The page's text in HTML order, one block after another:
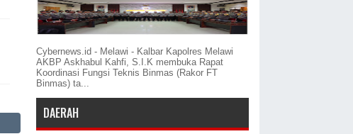
Cybernews.id - Melawi - Kalbar Kapolres Melawi
AKBP Askhabul Kahfi, S.I.K membuka Rapat
Koordinasi Fungsi Teknis Binmas (Rakor FT
Binmas) ta...
DAERAH